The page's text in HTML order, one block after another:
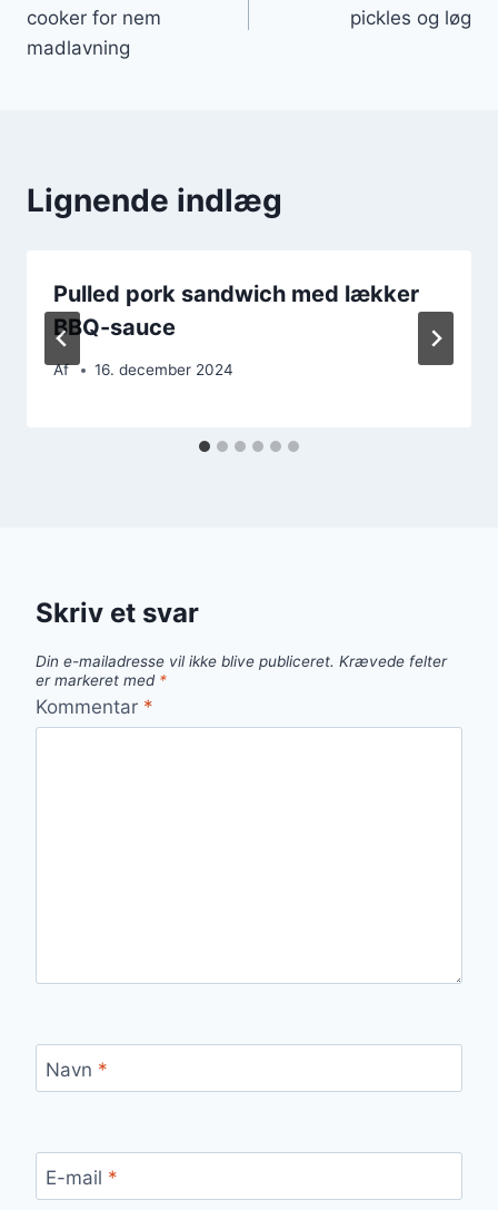
cooker for nem
madlavning
pickles og løg
Lignende indlæg
Pulled pork sandwich med lækker
BBQ-sauce
Af 16. december 2024
Skriv et svar
Din e-mailadresse vil ikke blive publiceret. Krævede felter
er markeret med *
Kommentar *
Navn *
E-mail *